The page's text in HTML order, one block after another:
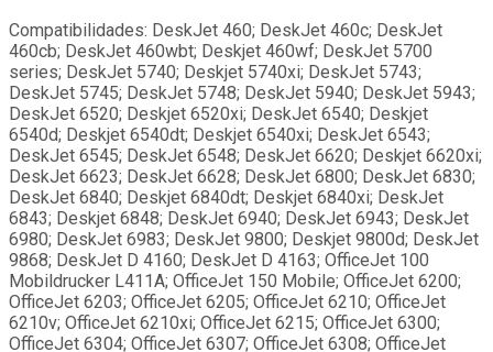
Compatibilidades: DeskJet 460; DeskJet 460c; DeskJet
460cb; DeskJet 460wbt; Deskjet 460wf; DeskJet 5700
series; DeskJet 5740; Deskjet 5740xi; DeskJet 5743;
DeskJet 5745; DeskJet 5748; DeskJet 5940; DeskJet 5943;
DeskJet 6520; Deskjet 6520xi; DeskJet 6540; Deskjet
6540d; Deskjet 6540dt; Deskjet 6540xi; DeskJet 6543;
DeskJet 6545; DeskJet 6548; DeskJet 6620; Deskjet 6620xi;
DeskJet 6623; DeskJet 6628; DeskJet 6800; DeskJet 6830;
DeskJet 6840; Deskjet 6840dt; Deskjet 6840xi; DeskJet
6843; Deskjet 6848; DeskJet 6940; DeskJet 6943; DeskJet
6980; DeskJet 6983; DeskJet 9800; Deskjet 9800d; DeskJet
9868; DeskJet D 4160; DeskJet D 4163; OfficeJet 100
Mobildrucker L411A; OfficeJet 150 Mobile; OfficeJet 6200;
OfficeJet 6203; OfficeJet 6205; OfficeJet 6210; OfficeJet
6210v; OfficeJet 6210xi; OfficeJet 6215; OfficeJet 6300;
OfficeJet 6304; OfficeJet 6307; OfficeJet 6308; OfficeJet